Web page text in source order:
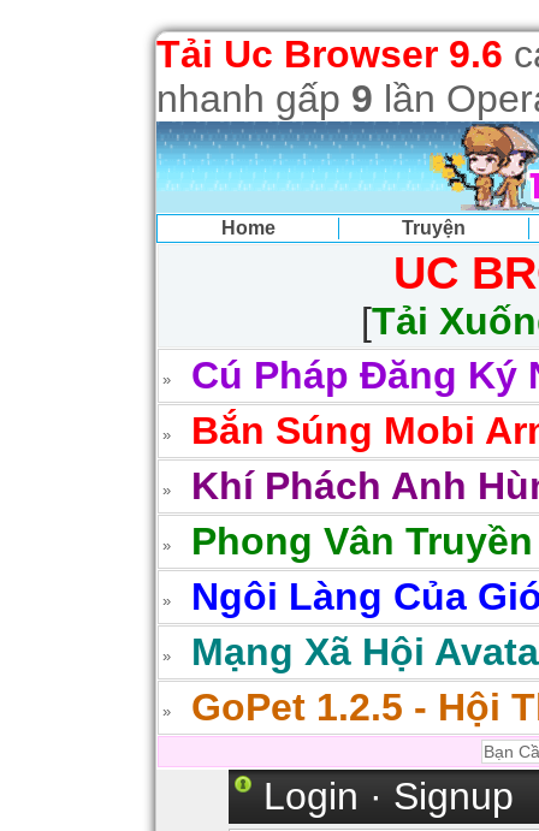
Tải Uc Browser 9.6
nhanh gấp 9 lần
Home Truyện
UC
[Tải
Cú Pháp Đăng Ký
Bắn Súng Mobi
Khí Phách Anh
Phong Vân
Ngôi Làng Của
Mạng Xã Hội
GoPet 1.2.5 - Hội
Login · Signup